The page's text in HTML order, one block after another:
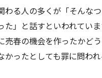
わる人の多くが「そんなつ
た」と話すといわれてい
売春の機会を作ったかど
かったとしても罪に問わ